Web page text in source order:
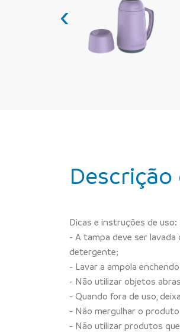
‹
Descrição
Dicas e instruções de uso:
- A tampa deve ser
detergente;
- Lavar a ampola
- Não utilizar objetos
- Quando fora de uso,
- Não mergulhar o
- Não utilizar produtos